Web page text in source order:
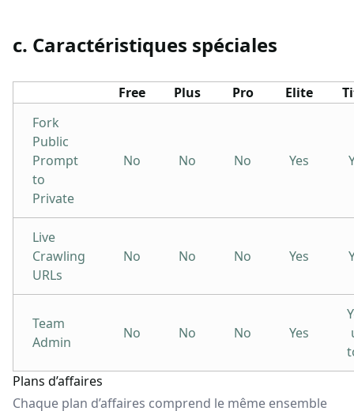
c. Caractéristiques spéciales
Free Plus Pro Elite
Fork
Public
Prompt
to
Private
No No No Yes
Live
Crawling
URLs
No No No Yes
Team
Admin
No No No Yes
Plans d’affaires
Chaque plan d’affaires comprend le même ensemble